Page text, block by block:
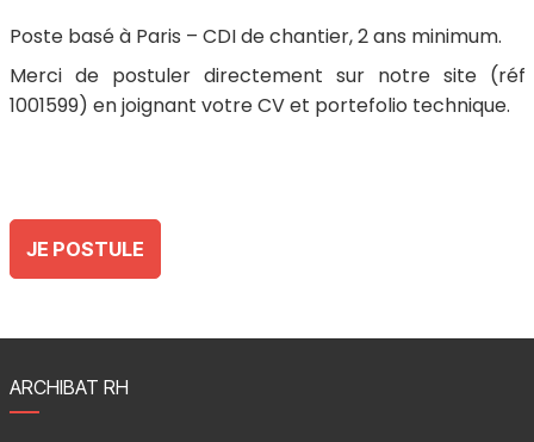
Poste basé à Paris – CDI de chantier, 2 ans minimum.
Merci de postuler directement sur notre site (réf
1001599) en joignant votre CV et portefolio technique.
JE POSTULE
ARCHIBAT RH